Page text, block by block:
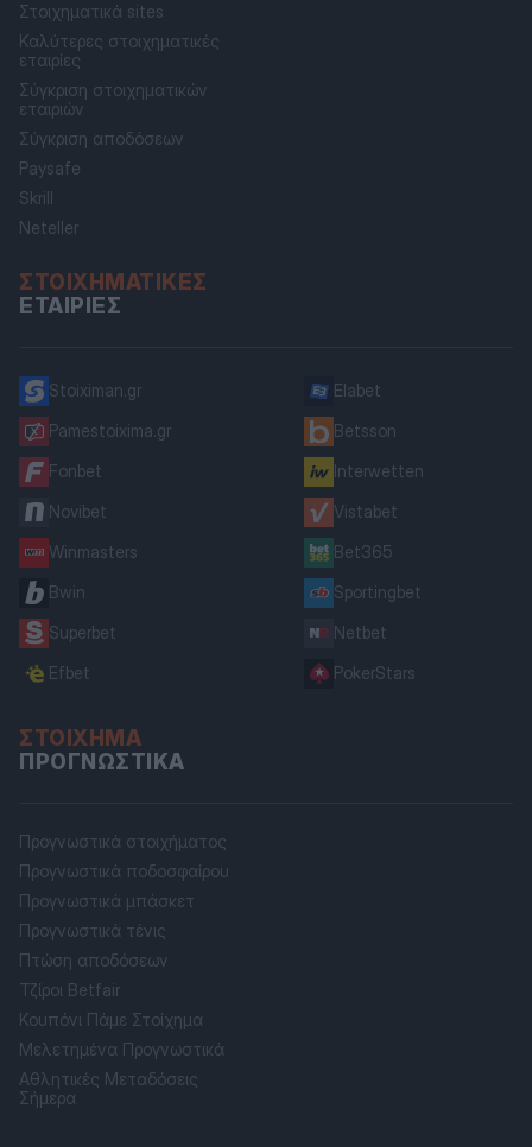
Στοιχηματικά sites
Καλύτερες στοιχηματικές
εταιρίες
Σύγκριση στοιχηματικών
εταιριών
Σύγκριση αποδόσεων
Paysafe
Skrill
Neteller
ΣΤΟΙΧΗΜΑΤΙΚΈΣ
ΕΤΑΙΡΊΕΣ
Stoiximan.gr
Pamestoixima.gr
Fonbet
Novibet
Winmasters
Bwin
Superbet
Efbet
Elabet
Betsson
Interwetten
Vistabet
Bet365
Sportingbet
Netbet
PokerStars
ΣΤΟΊΧΗΜΑ
ΠΡΟΓΝΩΣΤΙΚΆ
Προγνωστικά στοιχήματος
Προγνωστικά ποδοσφαίρου
Προγνωστικά μπάσκετ
Προγνωστικά τένις
Πτώση αποδόσεων
Τζίροι Betfair
Κουπόνι Πάμε Στοίχημα
Μελετημένα Προγνωστικά
Αθλητικές Μεταδόσεις
Σήμερα